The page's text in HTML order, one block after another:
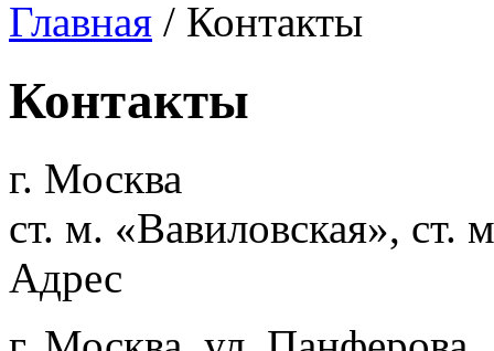
Главная / Контакты
Контакты
г. Москва
ст. м. «Вавиловская»,
Адрес